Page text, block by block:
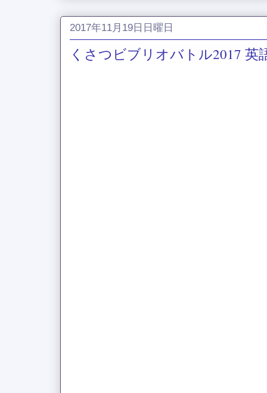
2017年11月19日日曜日
くさつビブリオバトル2017 英